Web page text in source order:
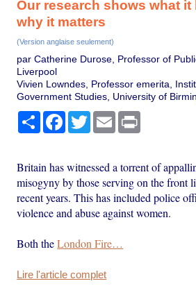
Our research shows what it
why it matters
(Version anglaise seulement)
par Catherine Durose, Professor of
Liverpool
Vivien Lowndes, Professor emerita,
Government Studies, University of
PartagerFacebook
TwitterEmail
Britain has witnessed a torrent of
misogyny by those serving on the front
recent years. This has included police
violence and abuse against women.
Both theLondon Fire…
Lire l'article complet